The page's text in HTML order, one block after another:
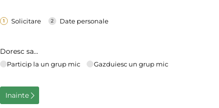
Solicitare Date personale
Doresc sa...
Particip la un grup mic Gazduiesc un grup mic
Inainte